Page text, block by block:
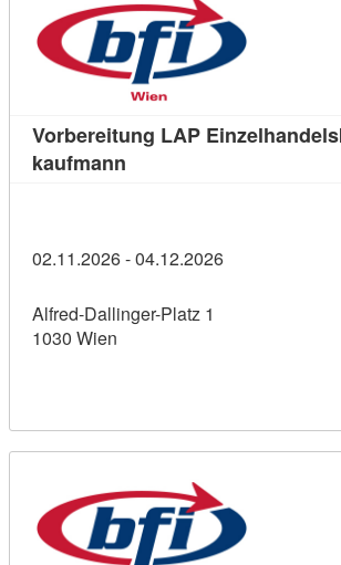
Vorbereitung LAP
kaufmann
02.11.2026 - 04.12.2026
Alfred-Dallinger-Platz 1
1030 Wien